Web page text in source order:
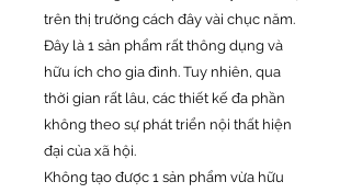
trên thị trường cách đây vài chục năm.
Đây là 1 sản phẩm rất thông dụng và
hữu ích cho gia đình. Tuy nhiên, qua
thời gian rất lâu, các thiết kế đa phần
không theo sự phát triển nội thất hiện
đại của xã hội.
Không tạo được 1 sản phẩm vừa hữu